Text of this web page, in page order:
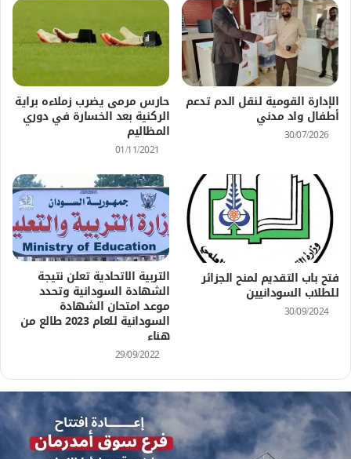
الإدارة القومية لنقل الدم تدعم
أطفال واد مدني
30/07/2026
حارس مرمى يضرب زملاءه براية
الركنية بعد الخسارة في دوري
المظاليم
01/11/2021
فتح باب التقديم لمنح الجزائر
للطلاب السودانيين
30/09/2024
التربية الاتحادية تعلن نتيجة
الشهادة السودانية وتحدد
موعد امتحان الشهادة
السودانية للعام 2023 طالع من
هناء
29/09/2022